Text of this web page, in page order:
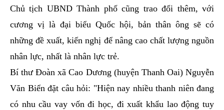
Chủ tịch UBND Thành phố cũng trao đổi thêm, với
cương vị là đại biểu Quốc hội, bản thân ông sẽ có
những đề xuất, kiến nghị để nâng cao chất lượng nguồn
nhân lực, nhất là nhân lực trẻ.
Bí thư Đoàn xã Cao Dương (huyện Thanh Oai) Nguyễn
Văn Biển đặt câu hỏi: "Hiện nay nhiều thanh niên đang
có nhu cầu vay vốn đi học, đi xuất khẩu lao động tuy